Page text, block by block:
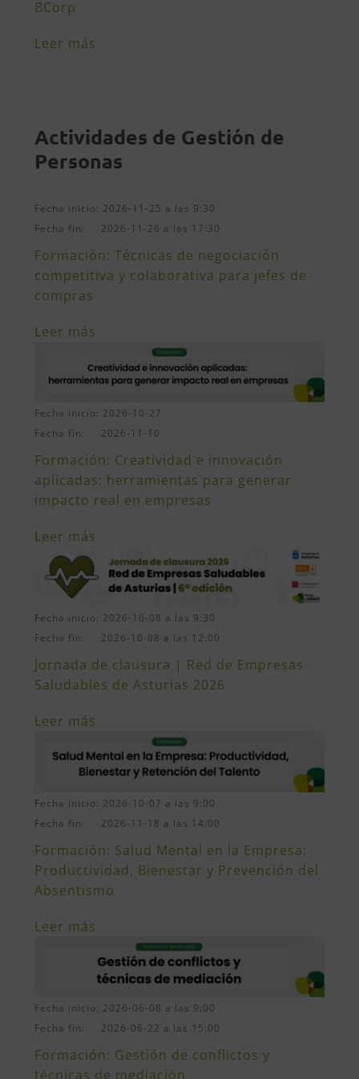
BCorp
Leer más
Actividades de Gestión de
Personas
Fecha inicio: 2026-11-25 a las 9:30
Fecha fin: 2026-11-26 a las 17:30
Formación: Técnicas de negociación
competitiva y colaborativa para jefes de
compras
Leer más
Fecha inicio: 2026-10-27
Fecha fin: 2026-11-10
Formación: Creatividad e innovación
aplicadas: herramientas para generar
impacto real en empresas
Leer más
Fecha inicio: 2026-10-08 a las 9:30
Fecha fin: 2026-10-08 a las 12:00
Jornada de clausura | Red de Empresas
Saludables de Asturias 2026
Leer más
Fecha inicio: 2026-10-07 a las 9:00
Fecha fin: 2026-11-18 a las 14:00
Formación: Salud Mental en la Empresa:
Productividad, Bienestar y Prevención del
Absentismo
Leer más
Fecha inicio: 2026-06-08 a las 9:00
Fecha fin: 2026-06-22 a las 15:00
Formación: Gestión de conflictos y
técnicas de mediación